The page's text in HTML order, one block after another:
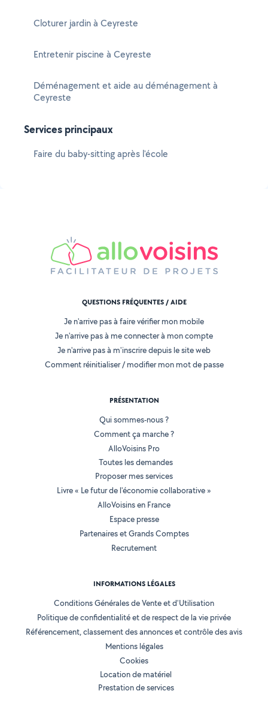
Cloturer jardin à Ceyreste
Entretenir piscine à Ceyreste
Déménagement et aide au déménagement à
Ceyreste
Services principaux
Faire du baby-sitting après l'école
QUESTIONS FRÉQUENTES / AIDE
Je n'arrive pas à faire vérifier mon mobile
Je n'arrive pas à me connecter à mon compte
Je n'arrive pas à m'inscrire depuis le site web
Comment réinitialiser / modifier mon mot de passe
PRÉSENTATION
Qui sommes-nous ?
Comment ça marche ?
AlloVoisins Pro
Toutes les demandes
Proposer mes services
Livre « Le futur de l'économie collaborative »
AlloVoisins en France
Espace presse
Partenaires et Grands Comptes
Recrutement
INFORMATIONS LÉGALES
Conditions Générales de Vente et d'Utilisation
Politique de confidentialité et de respect de la vie privée
Référencement, classement des annonces et contrôle des avis
Mentions légales
Cookies
Location de matériel
Prestation de services